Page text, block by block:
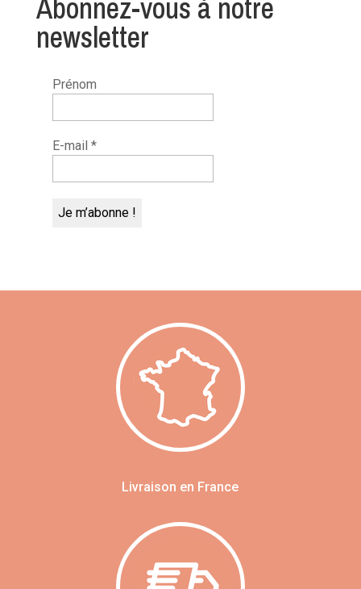
Abonnez-vous à notre
newsletter
Prénom
E-mail *
Livraison en France